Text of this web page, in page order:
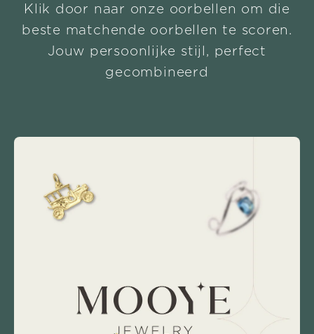
Klik door naar onze oorbellen om die
beste matchende oorbellen te scoren.
Jouw persoonlijke stijl, perfect
gecombineerd